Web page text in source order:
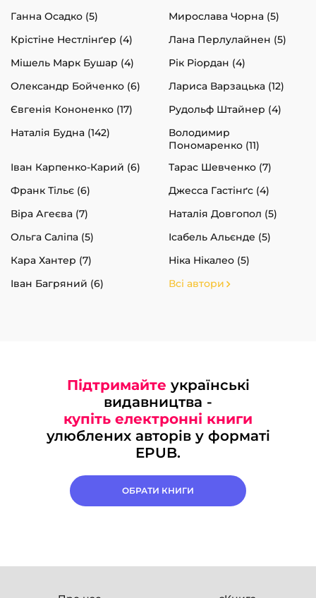
Ганна Осадко (5)
Мирослава Чорна (5)
Крістіне Нестлінґер (4)
Лана Перлулайнен (5)
Мішель Марк Бушар (4)
Рік Ріордан (4)
Олександр Бойченко (6)
Лариса Варзацька (12)
Євгенія Кононенко (17)
Рудольф Штайнер (4)
Наталія Будна (142)
Володимир
Пономаренко (11)
Іван Карпенко-Карий (6)
Тарас Шевченко (7)
Франк Тільє (6)
Джесса Гастінґс (4)
Віра Агеєва (7)
Наталія Довгопол (5)
Ольга Саліпа (5)
Ісабель Альєнде (5)
Кара Хантер (7)
Ніка Нікалео (5)
Іван Багряний (6)
Всі автори
Підтримайте українські
видавництва -
купіть електронні книги
улюблених авторів у форматі
EPUB.
ОБРАТИ КНИГИ